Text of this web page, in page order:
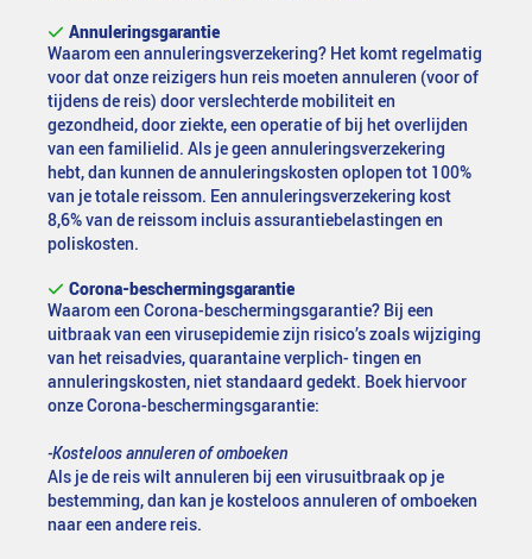
Annuleringsgarantie
Waarom een annuleringsverzekering? Het komt regelmatig
voor dat onze reizigers hun reis moeten annuleren (voor of
tijdens de reis) door verslechterde mobiliteit en
gezondheid, door ziekte, een operatie of bij het overlijden
van een familielid. Als je geen annuleringsverzekering
hebt, dan kunnen de annuleringskosten oplopen tot 100%
van je totale reissom. Een annuleringsverzekering kost
8,6% van de reissom incluis assurantiebelastingen en
poliskosten.
Corona-beschermingsgarantie
Waarom een Corona-beschermingsgarantie? Bij een
uitbraak van een virusepidemie zijn risico’s zoals wijziging
van het reisadvies, quarantaine verplich- tingen en
annuleringskosten, niet standaard gedekt. Boek hiervoor
onze Corona-beschermingsgarantie:
-Kosteloos annuleren of omboeken
Als je de reis wilt annuleren bij een virusuitbraak op je
bestemming, dan kan je kosteloos annuleren of omboeken
naar een andere reis.